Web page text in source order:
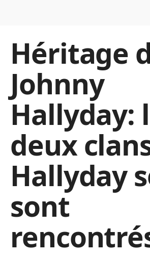
Héritage
Johnny
Hallyday:
deux
Hallyday
sont